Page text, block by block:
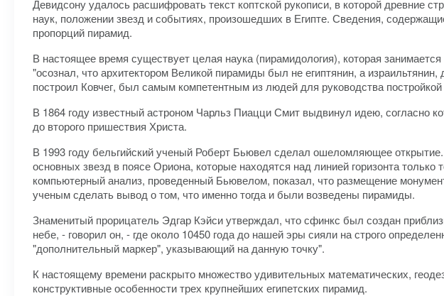
Девидсону удалось расшифровать текст коптской рукописи, в которой
наук, положении звезд и событиях, произошедших в Египте. Сведения,
пропорций пирамид.
В настоящее время существует целая наука (пирамидология), которая
"осознал, что архитектором Великой пирамиды был не египтянин, а
построил Ковчег, был самым компетентным из людей для руководства
В 1864 году известный астроном Чарльз Пиацци Смит выдвинул идею, согласно
до второго пришествия Христа.
В 1993 году бельгийский ученый Роберт Бьювел сделал ошеломляющее
основных звезд в поясе Ориона, которые находятся над линией горизонта
компьютерный анализ, проведенный Бьювелом, показал, что размещение
ученым сделать вывод о том, что именно тогда и были возведены пирамиды.
Знаменитый прорицатель Эдгар Кэйси утверждал, что сфинкс был создан
небе, - говорил он, - где около 10450 года до нашей эры сияли на строго
"дополнительный маркер", указывающий на данную точку".
К настоящему времени раскрыто множество удивительных математических,
конструктивные особенности трех крупнейших египетских пирамид.